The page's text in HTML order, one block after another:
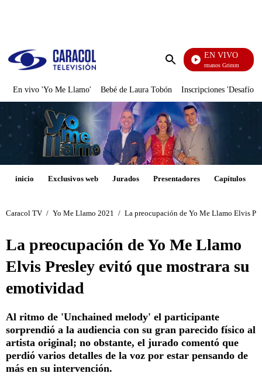
Enviar
EN VIVO
En vivo 'Yo Me Llamo' Bebé de Laura Tobón Inscripciones 'Desafío'
inicio Exclusivos web Jurados Presentadores Capítulos
Caracol TV / Yo Me Llamo 2021 / La preocupación de Yo Me Llamo Elvis
La preocupación de Yo Me Llamo
Elvis Presley evitó que mostrara su
emotividad
Al ritmo de 'Unchained melody' el participante
sorprendió a la audiencia con su gran parecido físico al
artista original; no obstante, el jurado comentó que
perdió varios detalles de la voz por estar pensando de
más en su intervención.